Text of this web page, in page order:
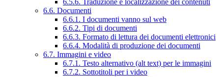
6.5.6. Traduzione e localizzazione dei contenuti
6.6. Documenti
6.6.1. I documenti vanno sul web
6.6.2. Tipi di documenti
6.6.3. Formato di lettura dei documenti elettronici
6.6.4. Modalità di produzione dei documenti
6.7. Immagini e video
6.7.1. Testo alternativo (alt text) per le immagini
6.7.2. Sottotitoli per i video